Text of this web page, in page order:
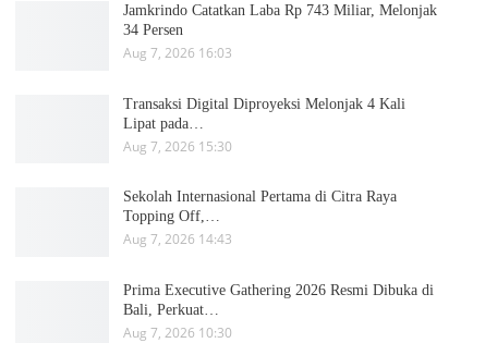
Jamkrindo Catatkan Laba Rp 743 Miliar, Melonjak
34 Persen
Aug 7, 2026 16:03
Transaksi Digital Diproyeksi Melonjak 4 Kali
Lipat pada…
Aug 7, 2026 15:30
Sekolah Internasional Pertama di Citra Raya
Topping Off,…
Aug 7, 2026 14:43
Prima Executive Gathering 2026 Resmi Dibuka di
Bali, Perkuat…
Aug 7, 2026 10:30